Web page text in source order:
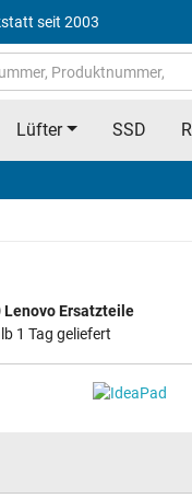
seit 2003
Lüfter SSD
Lenovo Ersatzteile
1 Tag geliefert